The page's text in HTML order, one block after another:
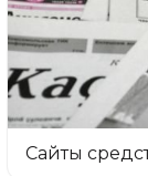
Сайты